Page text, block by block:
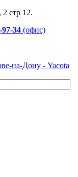
стр 12.
97-34 (офис)